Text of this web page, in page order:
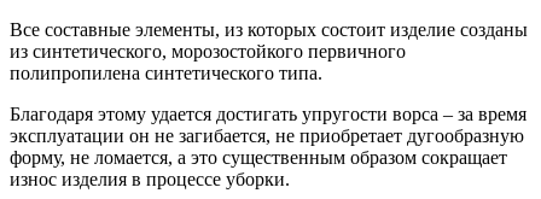
Все составные элементы, из которых состоит изделие созданы
из синтетического, морозостойкого первичного
полипропилена синтетического типа.
Благодаря этому удается достигать упругости ворса – за время
эксплуатации он не загибается, не приобретает дугообразную
форму, не ломается, а это существенным образом сокращает
износ изделия в процессе уборки.